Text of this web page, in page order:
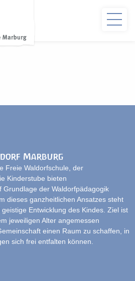
Marburg
Freie Waldorfschule, der
Kinderstube bieten
Grundlage der Waldorfpädagogik
dieses ganzheitlichen Ansatzes steht
Entwicklung des Kindes. Ziel ist
jeweiligen Alter angemessen
einen Raum zu schaffen, in
sich frei entfalten können.